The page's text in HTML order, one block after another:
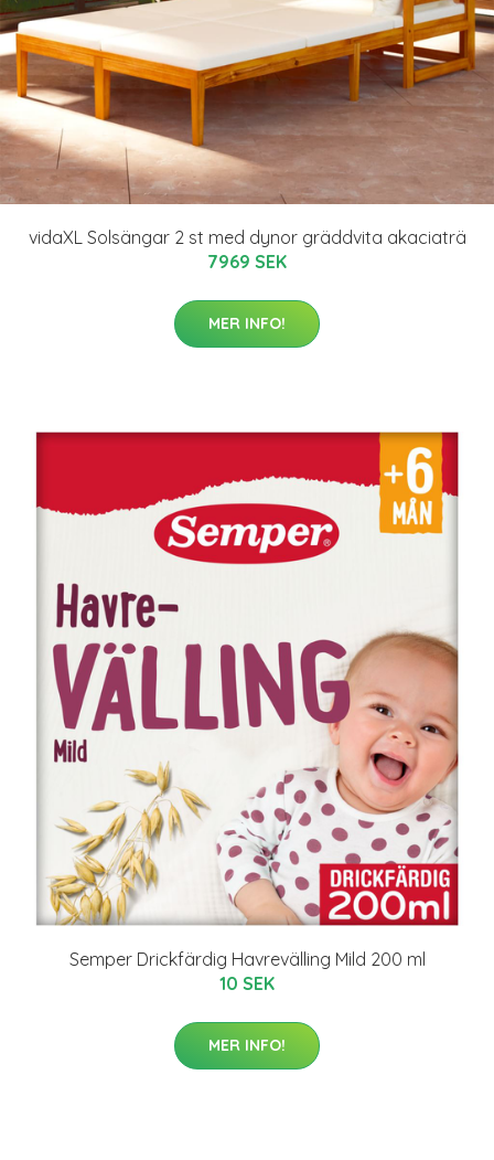
vidaXL Solsängar 2 st med dynor gräddvita akaciaträ
7969 SEK
MER INFO!
Semper Drickfärdig Havrevälling Mild 200 ml
10 SEK
MER INFO!